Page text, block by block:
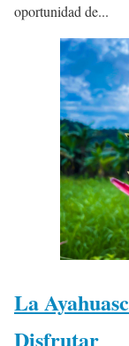
oportunidad de...
La
Disfrutar